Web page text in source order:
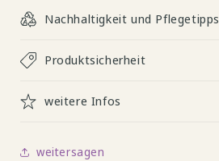
Nachhaltigkeit und Pflegetipps
Produktsicherheit
weitere Infos
weitersagen